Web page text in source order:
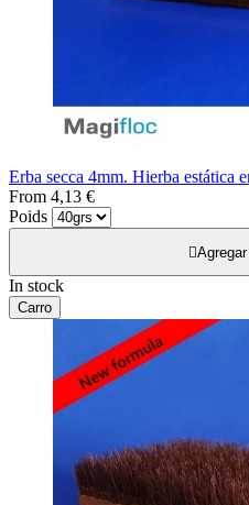
Erba secca 4mm. Hierba estática
From 4,13 €
Poids

In stock
Carro